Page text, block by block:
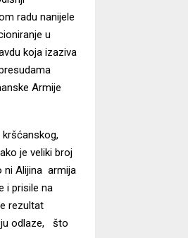
radu nanijele
u
koja izaziva
Armije
je veliki broj
ni Alijina armija
i prisile na
rezultat
odlaze, što